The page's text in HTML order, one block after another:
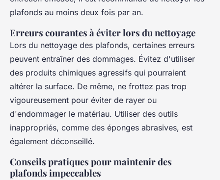
plafonds au moins deux fois par an.
Erreurs courantes à éviter lors du nettoyage
Lors du nettoyage des plafonds, certaines erreurs
peuvent entraîner des dommages. Évitez d'utiliser
des produits chimiques agressifs qui pourraient
altérer la surface. De même, ne frottez pas trop
vigoureusement pour éviter de rayer ou
d'endommager le matériau. Utiliser des outils
inappropriés, comme des éponges abrasives, est
également déconseillé.
Conseils pratiques pour maintenir des
plafonds impeccables